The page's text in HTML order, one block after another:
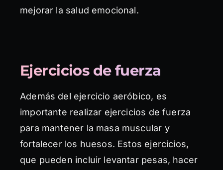
mejorar la salud emocional.
Ejercicios de fuerza
Además del ejercicio aeróbico, es
importante realizar ejercicios de fuerza
para mantener la masa muscular y
fortalecer los huesos. Estos ejercicios,
que pueden incluir levantar pesas, hacer